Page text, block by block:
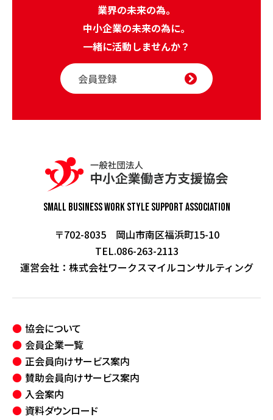
業界の未来の為。
中小企業の未来の為に。
一緒に活動しませんか？
会員登録
Small Business Work StyleSupport Association
〒702-8035 岡山市南区福浜町15-10
TEL.086-263-2113
運営会社： 株式会社ワークスマイルコンサルティング
協会について
会員企業一覧
正会員向けサービス案内
賛助会員向けサービス案内
入会案内
資料ダウンロード